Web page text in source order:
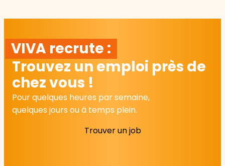
VIVA recrute :
Trouvez un emploi près de
chez vous !
Pour quelques heures par semaine,
quelques jours ou à temps plein.
Trouver un job